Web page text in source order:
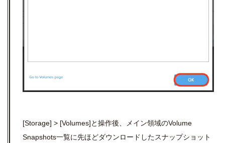
[Storage] > [Volumes]と操作後、メイン領域のVolume
Snapshots一覧に先ほどダウンロードしたスナップショット